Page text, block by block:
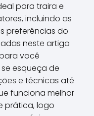
para traira e
incluindo as
preferências do
neste artigo
você
esqueça de
e técnicas até
funciona melhor
prática, logo